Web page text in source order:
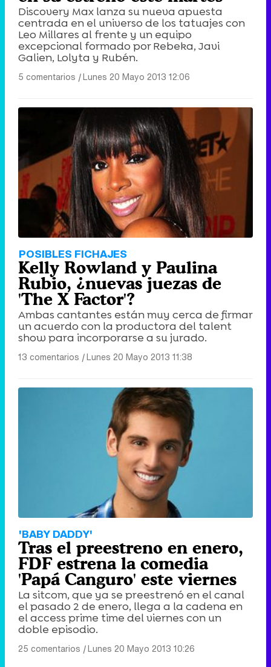
Discovery Max lanza su nueva apuesta
centrada en el universo de los tatuajes con
Leo Millares al frente y un equipo
excepcional formado por Rebeka, Javi
Galien, Lolyta y Rubén.
5 comentarios |Lunes 20 Mayo 2013 12:06
POSIBLES FICHAJES
Kelly Rowland y Paulina
Rubio, ¿nuevas juezas de
'The X Factor'?
Ambas cantantes están muy cerca de firmar
un acuerdo con la productora del talent
show para incorporarse a su jurado.
13 comentarios |Lunes 20 Mayo 2013 11:38
'BABY DADDY'
Tras el preestreno en enero,
FDF estrena la comedia
'Papá Canguro' este viernes
La sitcom, que ya se preestrenó en el canal
el pasado 2 de enero, llega a la cadena en
el access prime time del viernes con un
doble episodio.
25 comentarios |Lunes 20 Mayo 2013 10:26